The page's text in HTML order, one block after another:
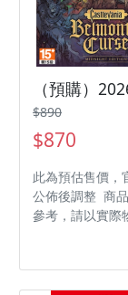
$890
$870
此為預估售價，
公佈後調整 商
參考，請以實際
Nintendo